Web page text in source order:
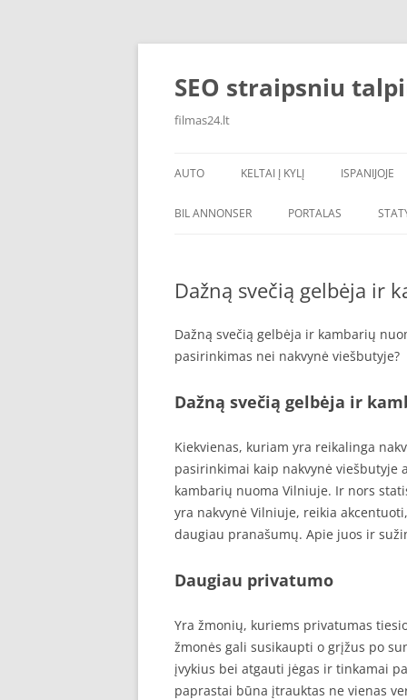
Skip
SEO straipsniu
filmas24.lt
AUTO KELTAI Į KYLĮ ISPANIJOJE
BIL ANNONSER PORTALAS
Dažną svečią gelbėja ir
Dažną svečią gelbėja ir kambarių
pasirinkimas nei nakvynė viešbutyje?
Dažną svečią gelbėja ir
Kiekvienas, kuriam yra reikalinga
pasirinkimai kaip nakvynė viešbutyje
kambarių nuoma Vilniuje. Ir nors
yra nakvynė Vilniuje, reikia
daugiau pranašumų. Apie juos ir
Daugiau privatumo
Yra žmonių, kuriems privatumas
žmonės gali susikaupti o grįžus po
įvykius bei atgauti jėgas ir tinkamai
paprastai būna įtrauktas ne vienas